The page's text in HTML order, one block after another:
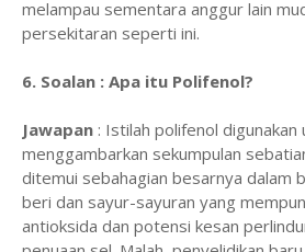
melampau sementara anggur lain
persekitaran seperti ini.
6. Soalan : Apa itu Polifenol?
Jawapan : Istilah polifenol digunakan
menggambarkan sekumpulan
ditemui sebahagian besarnya dalam
beri dan sayur-sayuran yang
antioksida dan potensi kesan